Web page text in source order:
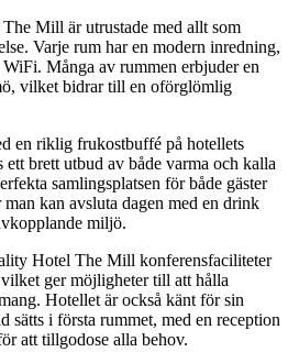
Mill är utrustade med allt som
Varje rum har en modern inredning,
Många av rummen erbjuder en
vilket bidrar till en oförglömlig
en riklig frukostbuffé på hotellets
ett brett utbud av både varma och kalla
samlingsplatsen för både gäster
kan avsluta dagen med en drink
miljö.
Hotel The Mill konferensfaciliteter
ger möjligheter till att hålla
Hotellet är också känt för sin
sätts i första rummet, med en reception
att tillgodose alla behov.